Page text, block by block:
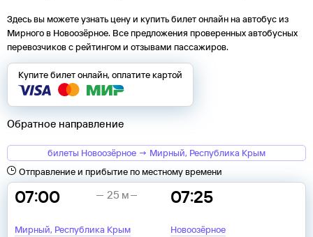
Здесь вы можете узнать цену и купить билет онлайн на автобус из
Мирногов Новоозёрное. Все предложения проверенных автобусных
перевозчиков с рейтингом и отзывами пассажиров.
Купите билет онлайн, оплатите картой
Обратное направление
билеты Новоозёрное → Мирный, Республика Крым
Отправление и прибытие по местному времени
07:00
Мирный, Республика Крым
07:25
Новоозёрное
25 м